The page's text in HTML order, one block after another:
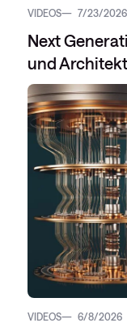
VIDEOS 7/23/2026
Next
und
VIDEOS 6/8/2026